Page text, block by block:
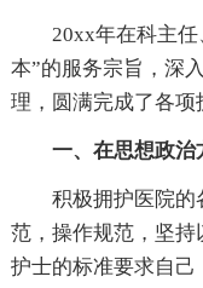
20xx年在科主任
本”的服务宗旨，深
理，圆满完成了各项
一、在思想政治
积极拥护医院的
范，操作规范，坚
护士的标准要求自